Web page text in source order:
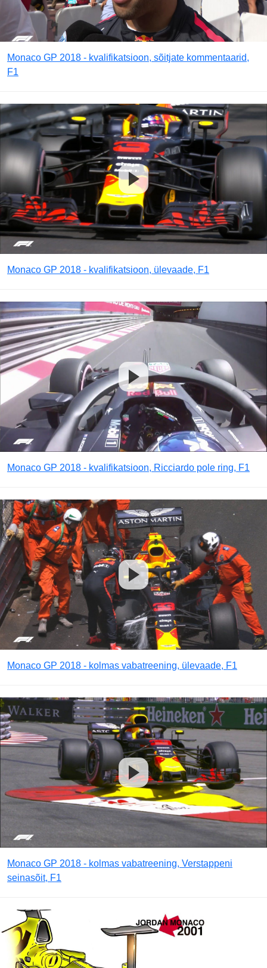
Monaco GP 2018 - kvalifikatsioon, sõitjate kommentaarid,
F1
Monaco GP 2018 - kvalifikatsioon, ülevaade, F1
Monaco GP 2018 - kvalifikatsioon, Ricciardo pole ring, F1
Monaco GP 2018 - kolmas vabatreening, ülevaade, F1
Monaco GP 2018 - kolmas vabatreening, Verstappeni
seinasõit, F1